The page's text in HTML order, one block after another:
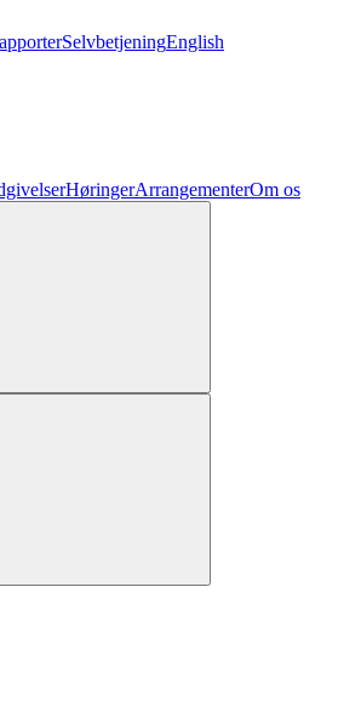
SelvbetjeningEnglish
HøringerArrangementerOm os